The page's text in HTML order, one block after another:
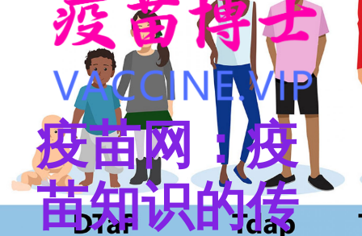
疫苗网：疫
苗知识的传